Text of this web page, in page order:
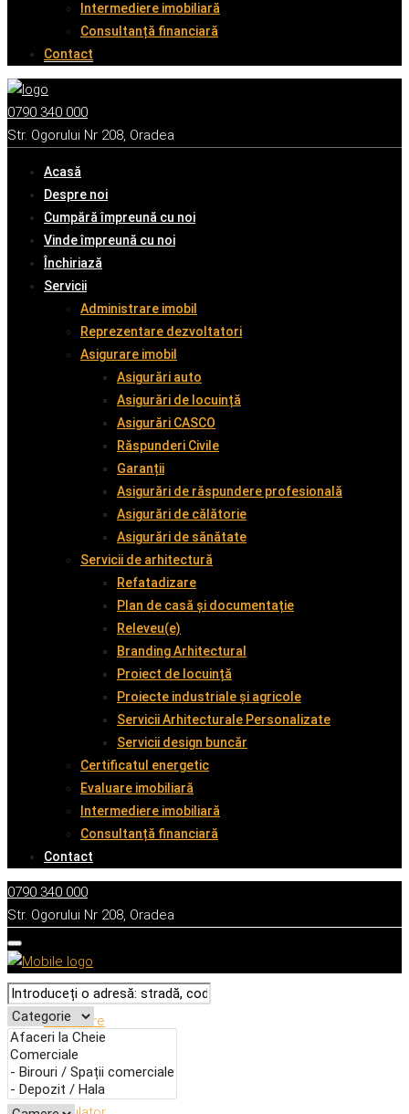
Intermediere imobiliară
Consultanță financiară
Contact
0790 340 000
Str. Ogorului Nr 208, Oradea
Acasă
Despre noi
Cumpără împreună cu noi
Vinde împreună cu noi
Închiriază
Servicii
Administrare imobil
Reprezentare dezvoltatori
Asigurare imobil
Asigurări auto
Asigurări de locuință
Asigurări CASCO
Răspunderi Civile
Garanții
Asigurări de răspundere profesională
Asigurări de călătorie
Asigurări de sănătate
Servicii de arhitectură
Refatadizare
Plan de casă și documentație
Releveu(e)
Branding Arhitectural
Proiect de locuință
Proiecte industriale și agricole
Servicii Arhitecturale Personalizate
Servicii design buncăr
Certificatul energetic
Evaluare imobiliară
Intermediere imobiliară
Consultanță financiară
Contact
0790 340 000
Str. Ogorului Nr 208, Oradea
Descriere
Caracteristici
Adresă
Detalii